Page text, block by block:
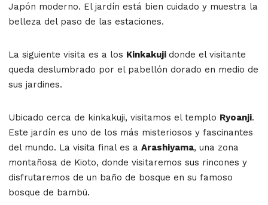
Japón moderno. El jardín está bien cuidado y muestra la
belleza del paso de las estaciones.
La siguiente visita es a los Kinkakuji donde el visitante
queda deslumbrado por el pabellón dorado en medio de
sus jardines.
Ubicado cerca de kinkakuji, visitamos el templo Ryoanji.
Este jardín es uno de los más misteriosos y fascinantes
del mundo. La visita final es a Arashiyama, una zona
montañosa de Kioto, donde visitaremos sus rincones y
disfrutaremos de un baño de bosque en su famoso
bosque de bambú.